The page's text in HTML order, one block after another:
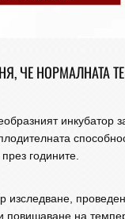
ЧЕ НОРМАЛНАТА
инкубатор
годините.
изследване,
повишаване на